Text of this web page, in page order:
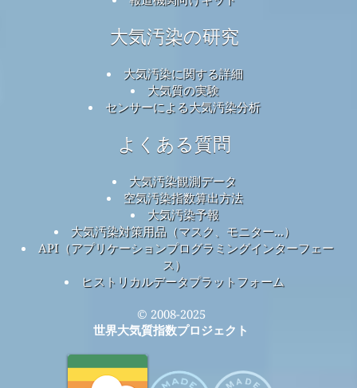
大気汚染の研究
大気汚染に関する詳細
大気質の実験
センサーによる大気汚染分析
よくある質問
大気汚染観測データ
空気汚染指数算出方法
大気汚染予報
大気汚染対策用品（マスク、モニター...）
API（アプリケーションプログラミングインターフェー
ス）
ヒストリカルデータプラットフォーム
© 2008-2025
世界大気質指数プロジェクト